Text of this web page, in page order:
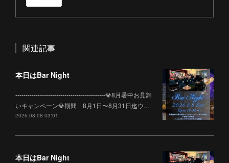
関連記事
本日はBar Night
--------------------------------------------💎8月暑中お見舞
いキャンペーン💎期間 8月1日〜8月31日迄ウ…
2026.08.08 03:01
本日はBar Night